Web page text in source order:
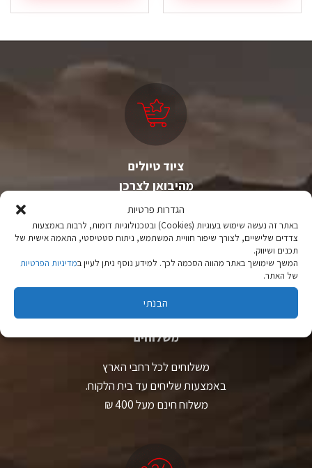
הגדרות פרטיות
באתר זה נעשה שימוש בעוגיות (Cookies) ובטכנולוגיות דומות, לרבות באמצעות
צדדים שלישיים, לצורך שיפור חוויית המשתמש, ניתוח סטטיסטי, התאמה אישית של
תכנים ושיווק.
המשך שימושך באתר מהווה הסכמה לכך. למידע נוסף ניתן לעיין במדיניות הפרטיות
של האתר.
הבנתי
זה
מספר
ניתן
לבחור
האפשרויות
המוצר
ציוד טיולים
מהיבואן לצרכן
יבוא ישיר לצד מותגים מובילים במחירים ללא תחרות.
משלוחים
משלוחים לכל רחבי הארץ
באמצעות שליחים עד בית הלקוח.
משלוח חינם מעל 400 ₪